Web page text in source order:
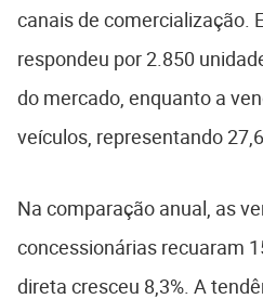
canais de comercialização.
respondeu por 2.850
do mercado, enquanto a
veículos, representando
Na comparação anual, as
concessionárias recuaram
direta cresceu 8,3%. A